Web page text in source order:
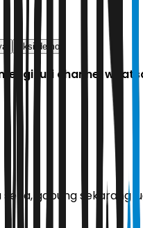
aksi demo
channel
gabung sekarang